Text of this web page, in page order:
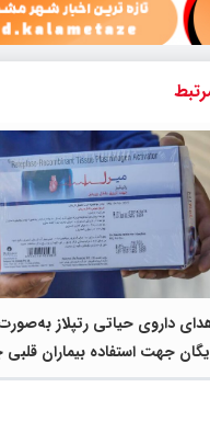
داروی حیاتی رتپلاز
جهت استفاده بیماران قلبی